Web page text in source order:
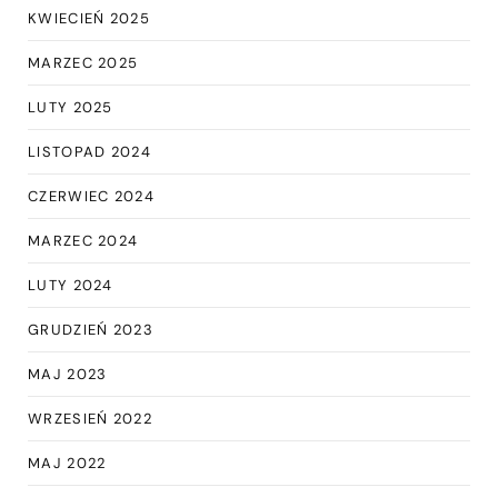
KWIECIEŃ 2025
MARZEC 2025
LUTY 2025
LISTOPAD 2024
CZERWIEC 2024
MARZEC 2024
LUTY 2024
GRUDZIEŃ 2023
MAJ 2023
WRZESIEŃ 2022
MAJ 2022